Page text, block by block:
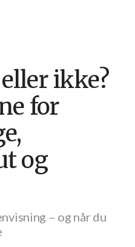
ikke?
for
og
– og når du